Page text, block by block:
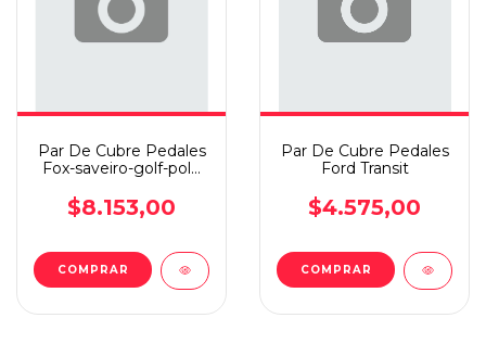
Par De Cubre Pedales
Fox-saveiro-golf-polo
$8.153,00
Par De Cubre Pedales
Ford Transit
$4.575,00